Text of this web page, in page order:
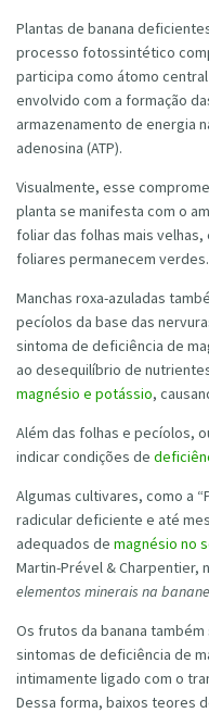
Plantas de banana
processo fotossintético
participa como átomo
envolvido com a formação
armazenamento de energia
adenosina (ATP).
Visualmente, esse
planta se manifesta com o
foliar das folhas mais
foliares permanecem verdes.
Manchas roxa-azuladas
pecíolos da base das
sintoma de deficiência de
ao desequilíbrio de
magnésio e potássio,
Além das folhas e pecíolos,
indicar condições de
Algumas cultivares, como a
radicular deficiente e até
adequados de magnésio no
Martin-Prével & Charpentier,
elementos minerais na
Os frutos da banana
sintomas de deficiência de
intimamente ligado com o
Dessa forma, baixos teores